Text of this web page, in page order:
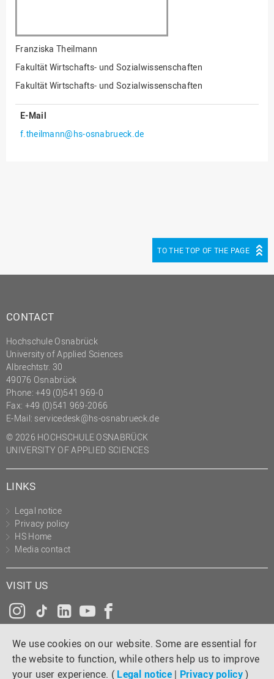
We use cookies on our website. Some are essential for
the website to function, while others help us to improve
your user experience. ( Legal notice | Privacy policy)
Gesellschaftliches
Hochschulplanung/-
strategie
Personalrat
Präsidialbüro
Professional School
Projekte des Präsidiums
Projektmanagement Office
(PMO)
Prozessmanagement
Recht
Studium und Lehre
Transfer- und
Innovationsmanagement
Franziska Theilmann
Fakultät Wirtschafts- und Sozialwissenschaften
Fakultät Wirtschafts- und Sozialwissenschaften
E-Mail
f.theilmann@hs-osnabrueck.de
TO THE TOP OF THE PAGE
CONTACT
Hochschule Osnabrück
University of Applied Sciences
Albrechtstr. 30
49076 Osnabrück
Phone: +49 (0)541 969-0
Fax: +49 (0)541 969-2066
E-Mail: servicedesk@hs-osnabrueck.de
© 2026 HOCHSCHULE OSNABRÜCK
UNIVERSITY OF APPLIED SCIENCES
LINKS
Legal notice
Privacy policy
HS Home
Media contact
VISIT US
Instagram
Tiktok
LinkedInYouTube